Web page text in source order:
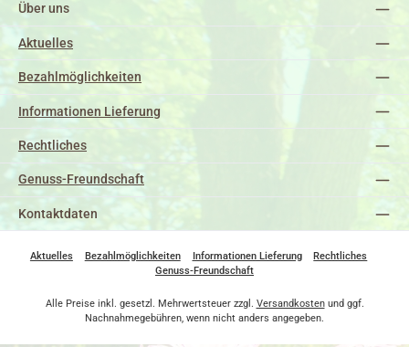
Über uns
Aktuelles
Bezahlmöglichkeiten
Informationen Lieferung
Rechtliches
Genuss-Freundschaft
Kontaktdaten
Aktuelles Bezahlmöglichkeiten Informationen Lieferung
Rechtliches
Genuss-Freundschaft
Alle Preise inkl. gesetzl. Mehrwertsteuer zzgl. Versandkostenund ggf.
Nachnahmegebühren, wenn nicht anders angegeben.